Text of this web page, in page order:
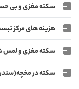
سکته مغزی و بی
هزینه های مرکز
سکته مغزی و
سکته در